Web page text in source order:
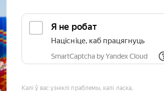
Я не робат
Націсніце, каб працягнуць
SmartCaptcha by Yandex Cloud
Калі ў вас узніклі праблемы, калі ласка,